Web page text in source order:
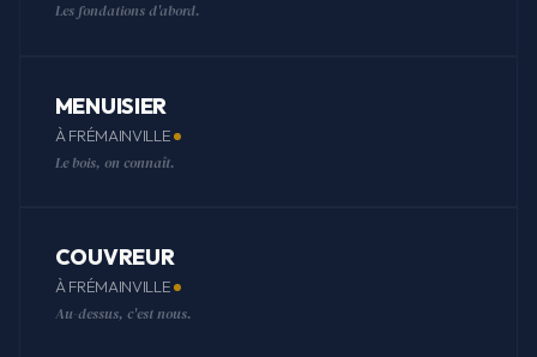
Les fondations d'abord.
MENUISIER
À FRÉMAINVILLE
Le bois, on connaît.
COUVREUR
À FRÉMAINVILLE
Au-dessus, c'est nous.